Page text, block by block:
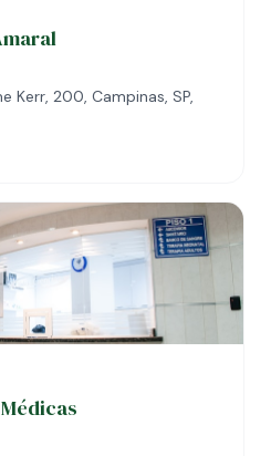
Kerr, 200, Campinas, SP,